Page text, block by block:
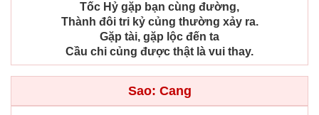
Tốc Hỷ gặp bạn cùng đường,
Thành đôi tri kỷ củng thường xảy ra.
Gặp tài, gặp lộc đến ta
Cầu chi củng được thật là vui thay.
Sao: Cang